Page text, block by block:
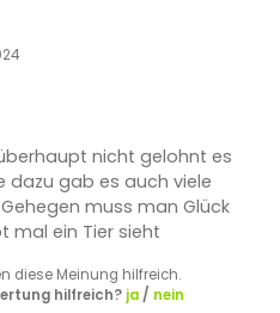
nicht gelohnt es
dazu gab es auch viele
muss man Glück
mal ein Tier sieht
diese Meinung hilfreich.
hilfreich? ja/ nein